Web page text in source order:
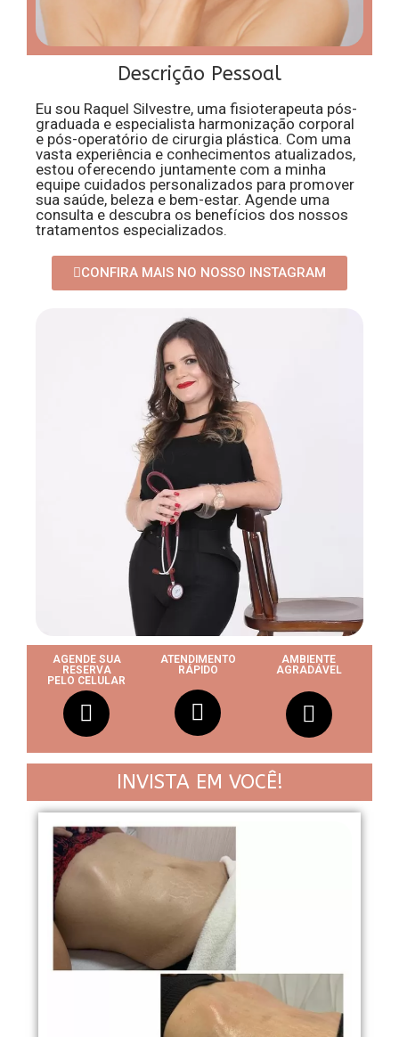
Descrição Pessoal
Eu sou Raquel Silvestre, uma fisioterapeuta pós-
graduada e especialista harmonização corporal
e pós-operatório de cirurgia plástica. Com uma
vasta experiência e conhecimentos atualizados,
estou oferecendo juntamente com a minha
equipe cuidados personalizados para promover
sua saúde, beleza e bem-estar. Agende uma
consulta e descubra os benefícios dos nossos
tratamentos especializados.
CONFIRA MAIS NO NOSSO INSTAGRAM
AGENDE SUA
RESERVA
PELO CELULAR
ATENDIMENTO
RÁPIDO
AMBIENTE
AGRADÁVEL
INVISTA EM VOCÊ!